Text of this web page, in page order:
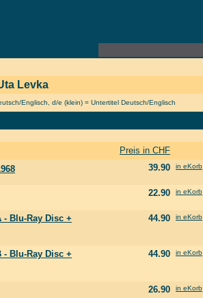
Levka
Englisch, d/e (klein) = Untertitel Deutsch/Englisch
Preis in CHF
39.90 in eKorb
22.90 in eKorb
- Blu-Ray Disc +
44.90 in eKorb
- Blu-Ray Disc +
44.90 in eKorb
26.90 in eKorb